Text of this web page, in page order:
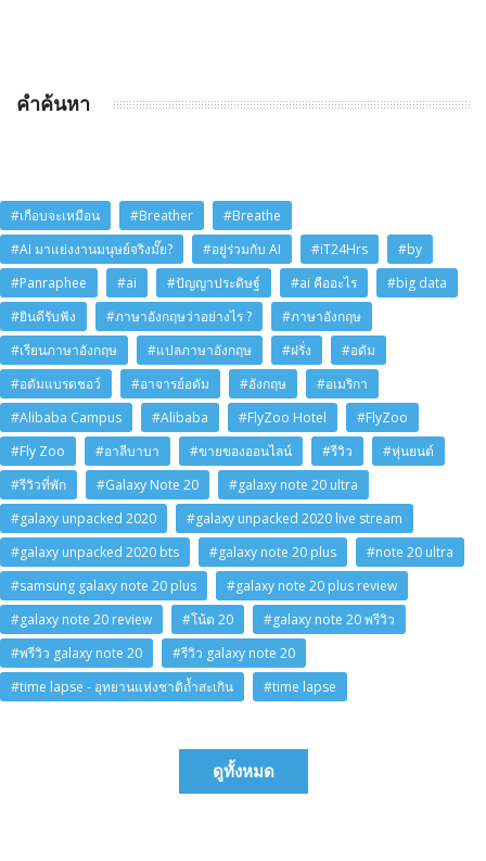
คำค้นหา
#เกือบจะเหมือน #Breather
#Breathe
#AI มาแย่งงานมนุษย์จริงมั๊ย?
#อยู่ร่วมกับ AI #iT24Hrs
#by
#Panraphee
#ai #ปัญญาประดิษฐ์ #ai คืออะไร
#big data
#ยินดีรับฟัง
#ภาษาอังกฤษว่าอย่างไร ?
#ภาษาอังกฤษ
#เรียนภาษาอังกฤษ
#แปลภาษาอังกฤษ #ฝรั่ง
#อดัม
#อดัมแบรดชอว์
#อาจารย์อดัม #อังกฤษ
#อเมริกา
#Alibaba Campus
#Alibaba #FlyZoo Hotel
#FlyZoo
#Fly Zoo
#อาลีบาบา #ขายของออนไลน์ #รีวิว
#หุ่นยนต์
#รีวิวที่พัก
#Galaxy Note 20
#galaxy note 20 ultra
#galaxy unpacked 2020
#galaxy unpacked 2020 live stream
#galaxy unpacked 2020 bts
#galaxy note 20 plus
#note 20 ultra
#samsung galaxy note 20 plus
#galaxy note 20 plus review
#galaxy note 20 review
#โน้ต 20
#galaxy note 20 พรีวิว
#พรีวิว galaxy note 20
#รีวิว galaxy note 20
#time lapse - อุทยานแห่งชาติถ้ำสะเกิน
#time lapse
ดูทั้งหมด